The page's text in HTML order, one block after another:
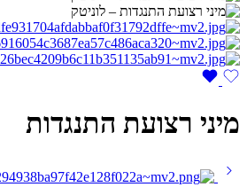
מיני רצועת התנגדות